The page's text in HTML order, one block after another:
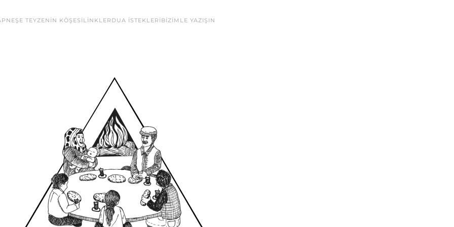
NEŞE TEYZENIN KÖŞESI LINKLER DUA ISTEKLERI BIZIMLE YAZIŞIN